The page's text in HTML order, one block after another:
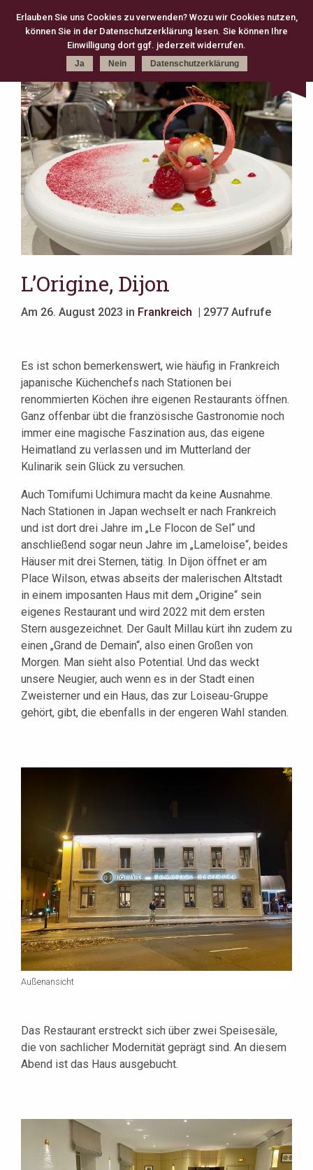
L’Origine, Dijon
Am 26. August 2023 in Frankreich | 2977 Aufrufe
Es ist schon bemerkenswert, wie häufig in Frankreich
japanische Küchenchefs nach Stationen bei
renommierten Köchen ihre eigenen Restaurants öffnen.
Ganz offenbar übt die französische Gastronomie noch
immer eine magische Faszination aus, das eigene
Heimatland zu verlassen und im Mutterland der
Kulinarik sein Glück zu versuchen.
Auch Tomifumi Uchimura macht da keine Ausnahme.
Nach Stationen in Japan wechselt er nach Frankreich
und ist dort drei Jahre im „Le Flocon de Sel“ und
anschließend sogar neun Jahre im „Lameloise“, beides
Häuser mit drei Sternen, tätig. In Dijon öffnet er am
Place Wilson, etwas abseits der malerischen Altstadt
in einem imposanten Haus mit dem „Origine“ sein
eigenes Restaurant und wird 2022 mit dem ersten
Stern ausgezeichnet. Der Gault Millau kürt ihn zudem zu
einen „Grand de Demain“, also einen Großen von
Morgen. Man sieht also Potential. Und das weckt
unsere Neugier, auch wenn es in der Stadt einen
Zweisterner und ein Haus, das zur Loiseau-Gruppe
gehört, gibt, die ebenfalls in der engeren Wahl standen.
Außenansicht
Das Restaurant erstreckt sich über zwei Speisesäle,
die von sachlicher Modernität geprägt sind. An diesem
Abend ist das Haus ausgebucht.
Kategorie Schlagworte
kreativ (301) Michelin (168)
Gourmet (83)
Fine Dining (82)
Köln (79)
moderne Klassik (75)
2 Michelin Stars (74)
französisch (64)
neue deutsche Küche (63)
Casual Fine Dining (59)
regional (58)
3 Michelin Stars (47)
Hannover (43)
Gault Millau (29)
japanisch (27)
klassisch (27)
Jeunes Restaurateurs (25)
Take Away (24)
Antwerpen (20)
asiatisch (18)
Österreich (18)
Berlin (17)
Bib Gourmand (16)
Amsterdam (15)
Erlauben Sie uns Cookies zu verwenden? Wozu wir Cookies nutzen,
können Sie in der Datenschutzerklärung lesen. Sie können Ihre
Einwilligung dort ggf. jederzeit widerrufen.
Ja Nein Datenschutzerklärung